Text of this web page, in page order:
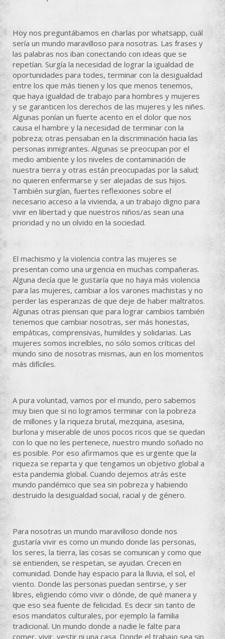
Hoy nos preguntábamos en charlas por whatsapp, cuál
sería un mundo maravilloso para nosotras. Las frases y
las palabras nos iban conectando con ideas que se
repetían. Surgía la necesidad de lograr la igualdad de
oportunidades para todes, terminar con la desigualdad
entre los que más tienen y los que menos tenemos,
que haya igualdad de trabajo para hombres y mujeres
y se garanticen los derechos de las mujeres y les niñes.
Algunas ponían un fuerte acento en el dolor que nos
causa el hambre y la necesidad de terminar con la
pobreza; otras pensaban en la discriminación hacia las
personas inmigrantes. Algunas se preocupan por el
medio ambiente y los niveles de contaminación de
nuestra tierra y otras están preocupadas por la salud;
no quieren enfermarse y ser alejadas de sus hijos.
También surgían, fuertes reflexiones sobre el
necesario acceso a la vivienda, a un trabajo digno para
vivir en libertad y que nuestros niños/as sean una
prioridad y no un olvido en la sociedad.
El machismo y la violencia contra las mujeres se
presentan como una urgencia en muchas compañeras.
Alguna decía que le gustaría que no haya más violencia
para las mujeres, cambiar a los varones machistas y no
perder las esperanzas de que deje de haber maltratos.
Algunas otras piensan que para lograr cambios también
tenemos que cambiar nosotras, ser más honestas,
empáticas, comprensivas, humildes y solidarias. Las
mujeres somos increíbles, no sólo somos críticas del
mundo sino de nosotras mismas, aun en los momentos
más difíciles.
A pura voluntad, vamos por el mundo, pero sabemos
muy bien que si no logramos terminar con la pobreza
de millones y la riqueza brutal, mezquina, asesina,
burlona y miserable de unos pocos ricos que se quedan
con lo que no les pertenece, nuestro mundo soñado no
es posible. Por eso afirmamos que es urgente que la
riqueza se reparta y que tengamos un objetivo global a
esta pandemia global. Cuando dejemos atrás este
mundo pandémico que sea sin pobreza y habiendo
destruido la desigualdad social, racial y de género.
Para nosotras un mundo maravilloso donde nos
gustaría vivir es como un mundo donde las personas,
los seres, la tierra, las cosas se comunican y como que
se entienden, se respetan, se ayudan. Crecen en
comunidad. Donde hay espacio para la lluvia, el sol, el
viento. Donde las personas puedan sentirse, y ser
libres, eligiendo cómo vivir o dónde, de qué manera y
que eso sea fuente de felicidad. Es decir sin tanto de
esos mandatos culturales, por ejemplo la familia
tradicional. Un mundo donde a nadie le falte para
comer, vivir, vestir ni una casa. Donde el trabajo sea sin